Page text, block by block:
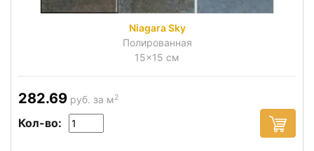
Niagara Sky
Полированная
15x15 см
282.69 руб. за м2
Кол-во: